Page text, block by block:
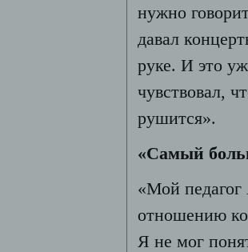
нужно
давал
руке. И это
чувствовал,
рушится».
«Самый
«Мой
отношению
Я не мог